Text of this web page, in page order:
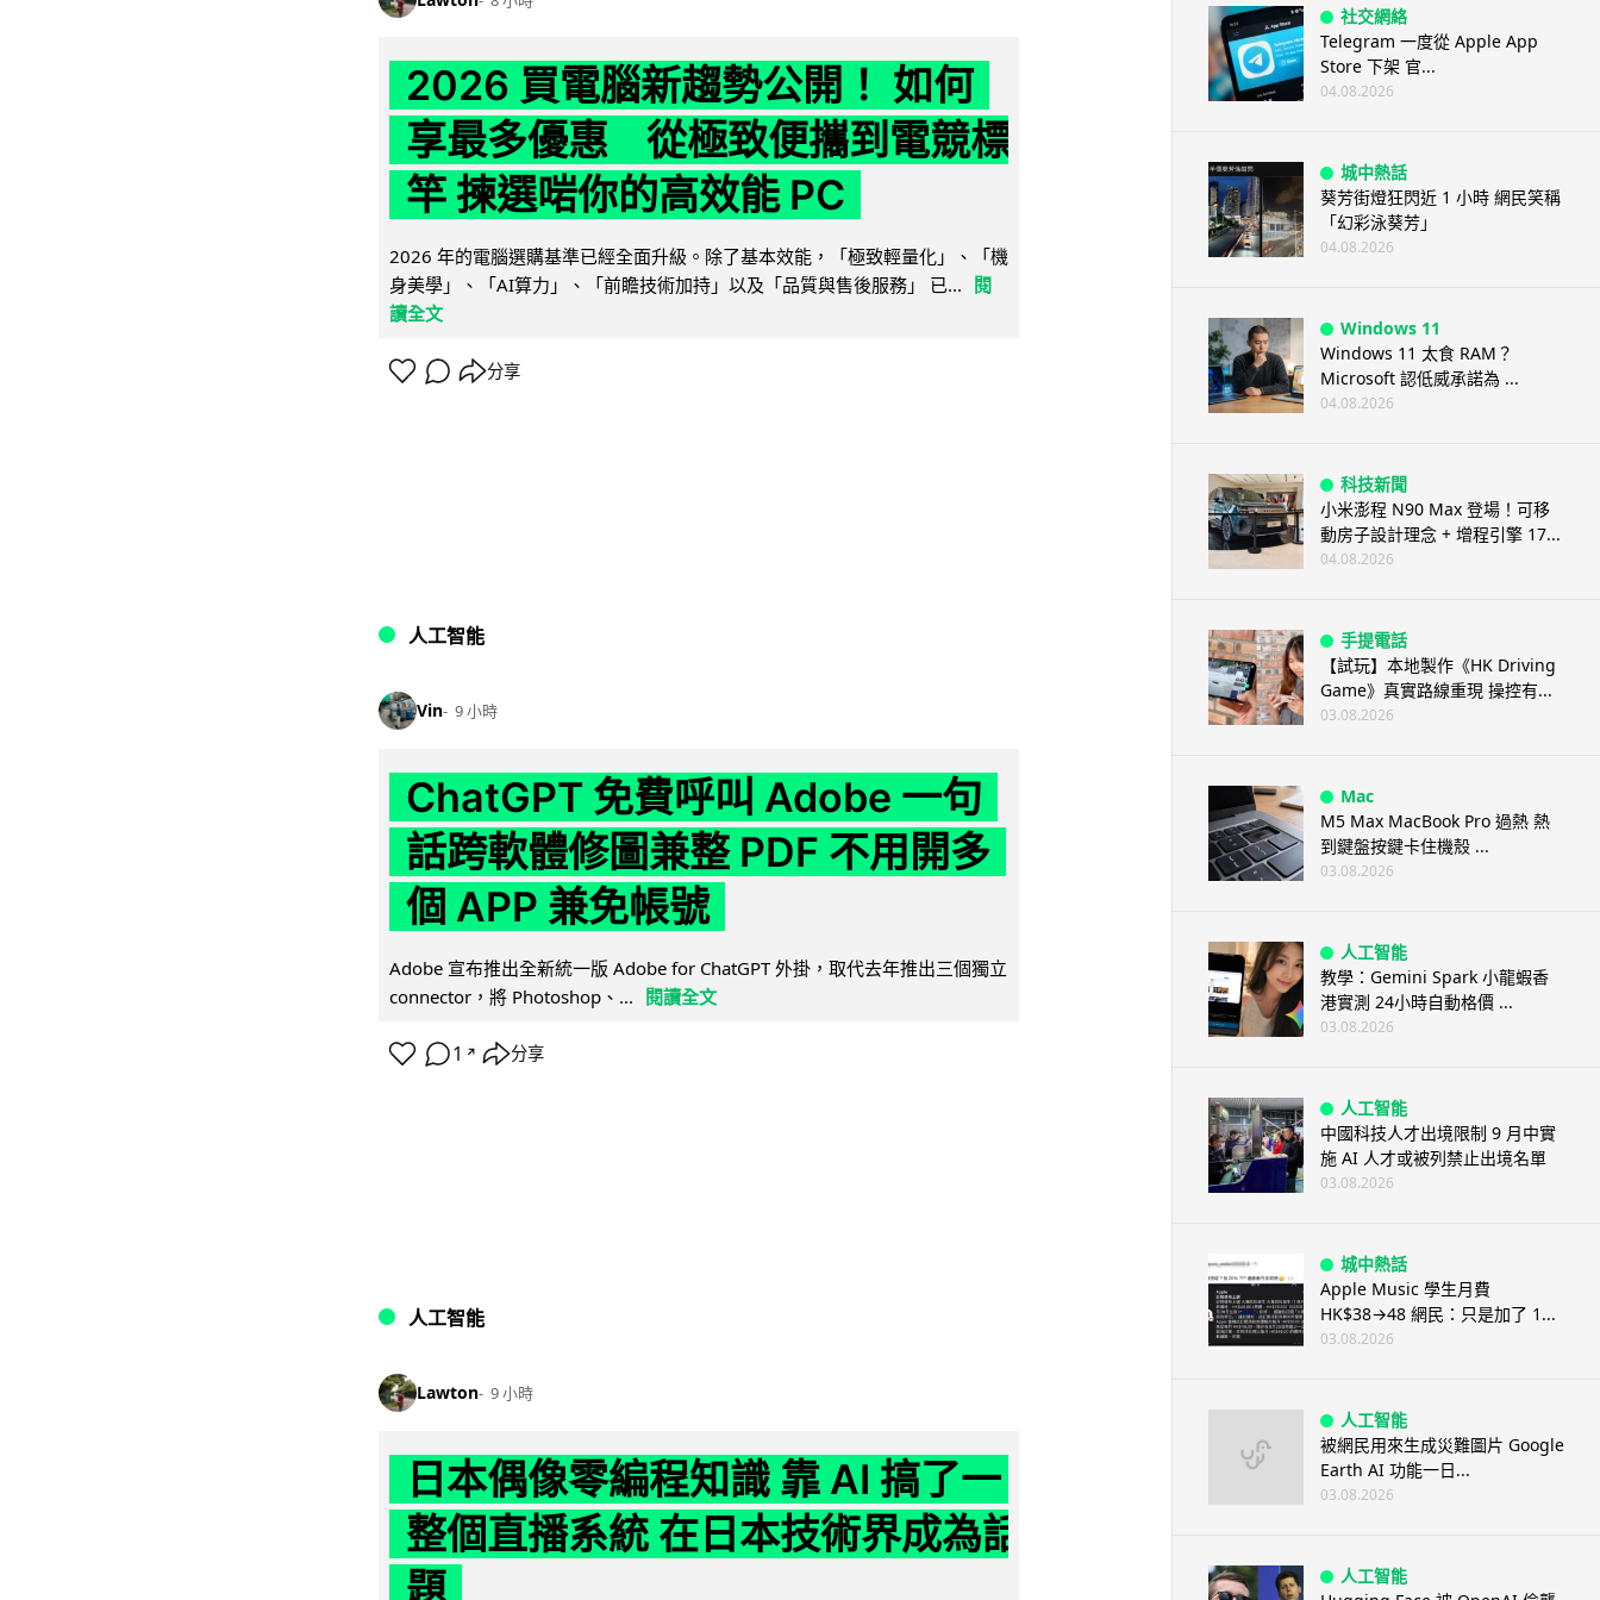
2026 買電腦新趨勢公開！ 如何
享最多優惠 從極致便攜到電競標
竿 揀選啱你的高效能 PC
2026 年的電腦選購基準已經全面升級。除了基本效能，「極致輕量化」、「機
身美學」、「AI算力」、「前瞻技術加持」以及「品質與售後服務」 已...
閱
讀全文
分享
人工智能
Vin 9 小時
ChatGPT 免費呼叫 Adobe 一句
話跨軟體修圖兼整 PDF 不用開多
個 APP 兼免帳號
Adobe 宣布推出全新統一版 Adobe for ChatGPT 外掛，取代去年推出三個獨立
connector，將 Photoshop、... 閱讀全文
1 ↗ 分享
人工智能
Lawton 9 小時
日本偶像零編程知識 靠 AI 搞了一
整個直播系統 在日本技術界成為話
題
社交網絡
Telegram 一度從 Apple App
Store 下架 官...
04.08.2026
城中熱話
葵芳街燈狂閃近 1 小時 網民笑稱
「幻彩泳葵芳」
04.08.2026
Windows 11
Windows 11 太食 RAM？
Microsoft 認低威承諾為 ...
04.08.2026
科技新聞
小米澎程 N90 Max 登場！可移
動房子設計理念 + 增程引擎 17...
04.08.2026
手提電話
【試玩】本地製作《HK Driving
Game》真實路線重現 操控有...
03.08.2026
Mac
M5 Max MacBook Pro 過熱 熱
到鍵盤按鍵卡住機殼 ...
03.08.2026
人工智能
教學：Gemini Spark 小龍蝦香
港實測 24小時自動格價 ...
03.08.2026
人工智能
中國科技人才出境限制 9 月中實
施 AI 人才或被列禁止出境名單
03.08.2026
城中熱話
Apple Music 學生月費
HK$38→48 網民：只是加了 1...
03.08.2026
人工智能
被網民用來生成災難圖片 Google
Earth AI 功能一日...
03.08.2026
人工智能